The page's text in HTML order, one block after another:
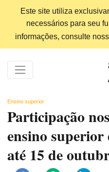
Este site utiliza
necessários para seu
informações, consulte
Ensino superior
Participação
ensino superior
até 15 de